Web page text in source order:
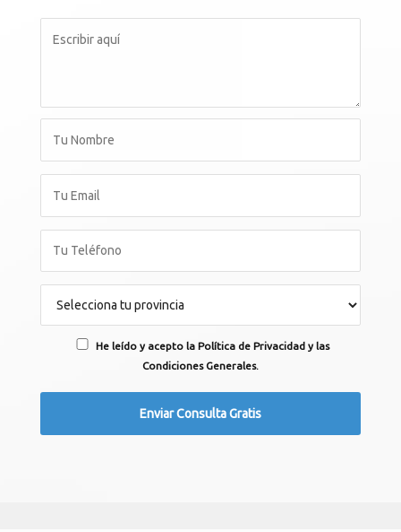
He leído y acepto la Política de Privacidad y las
Condiciones Generales.